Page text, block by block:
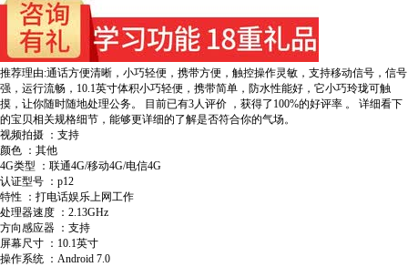
推荐理由:通话方便清晰，小巧轻便，携带方便，触控操作灵敏，支持移动信号，信号
强，运行流畅，10.1英寸体积小巧轻便，携带简单，防水性能好，它小巧玲珑可触
摸，让你随时随地处理公务。
目前已有3人评价 ，获得了100%的好评率 。
详细看下
的宝贝相关规格细节，能够更详细的了解是否符合你的气场。
视频拍摄 ：支持
颜色 ：其他
4G类型 ：联通4G/移动4G/电信4G
认证型号 ：p12
特性 ：打电话娱乐上网工作
处理器速度 ：2.13GHz
方向感应器 ：支持
屏幕尺寸 ：10.1英寸
操作系统 ：Android 7.0